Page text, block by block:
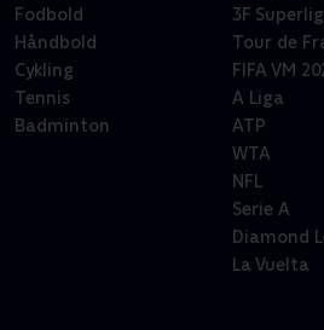
Fodbold
Håndbold
Cykling
Tennis
Badminton
3F
Tour de
FIFA VM
A Liga
ATP
WTA
NFL
Serie A
Diamond
La Vuelta